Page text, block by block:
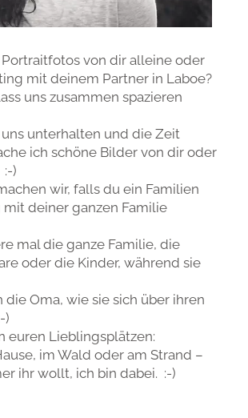
von dir alleine oder
mit deinem Partner in Laboe?
uns zusammen spazieren
unterhalten und die Zeit
ich schöne Bilder von dir oder
)
wir, falls du ein Familien
deiner ganzen Familie
mal die ganze Familie, die
oder die Kinder, während sie
die Oma, wie sie sich über ihren
)
euren Lieblingsplätzen:
im Wald oder am Strand –
ihr wollt, ich bin dabei. :-)